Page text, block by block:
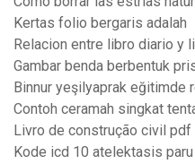
Kertas folio bergaris adalah
Relacion entre libro diario y
Gambar benda berbentuk
Binnur yeşilyaprak
Contoh ceramah singkat
Livro de construção civil pdf
Kode icd 10 atelektasis paru